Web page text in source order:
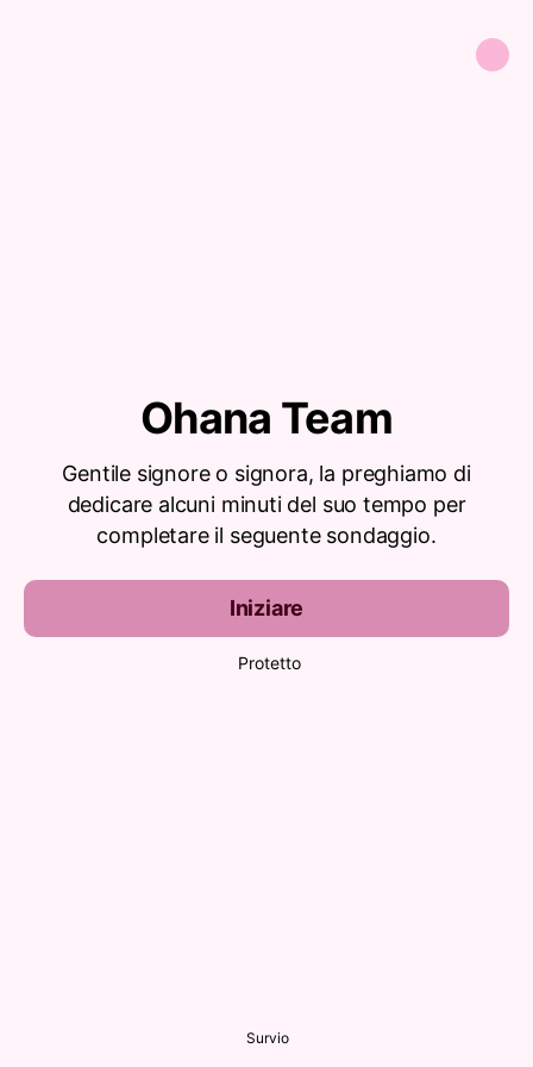
Ohana Team
Gentile signore o signora, la preghiamo di
dedicare alcuni minuti del suo tempo per
completare il seguente sondaggio.
Iniziare
Protetto
Survio